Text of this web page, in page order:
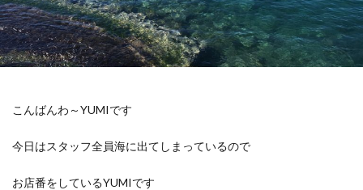
こんばんわ～YUMIです
今日はスタッフ全員海に出てしまっているので
お店番をしているYUMIです